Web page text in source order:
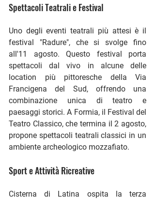
Spettacoli Teatrali e Festival
Uno degli eventi teatrali più attesi è il
festival "Radure", che si svolge fino
all'11 agosto. Questo festival porta
spettacoli dal vivo in alcune delle
location più pittoresche della Via
Francigena del Sud, offrendo una
combinazione unica di teatro e
paesaggi storici. A Formia, il Festival del
Teatro Classico, che termina il 2 agosto,
propone spettacoli teatrali classici in un
ambiente archeologico mozzafiato​.
Sport e Attività Ricreative
Cisterna di Latina ospita la terza